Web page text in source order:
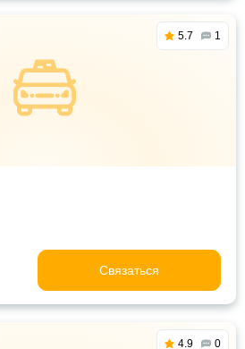
5.7 1
Связаться
4.9 0